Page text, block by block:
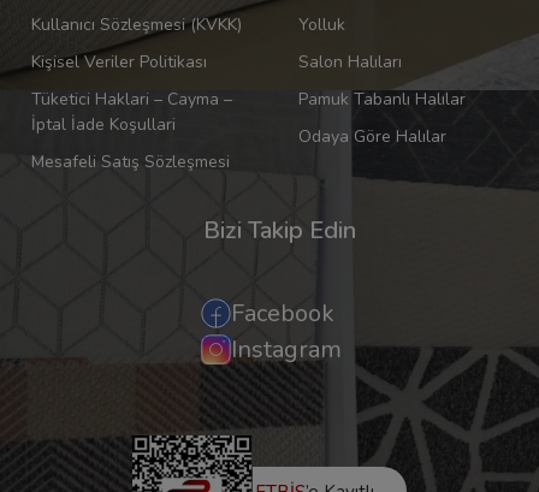
Kullanıcı Sözleşmesi (KVKK)
Kişisel Veriler Politikası
Tüketici Haklari – Cayma –
İptal İade Koşullari
Mesafeli Satış Sözleşmesi
Yolluk
Salon Halıları
Pamuk Tabanlı Halılar
Odaya Göre Halılar
Bizi Takip Edin
Facebook
Instagram